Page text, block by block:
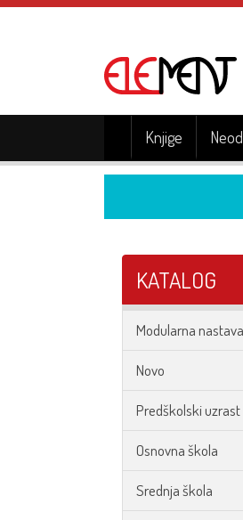
Knjige
KATALOG
Modularna nastava
Novo
Predškolski uzrast
Osnovna škola
Srednja škola